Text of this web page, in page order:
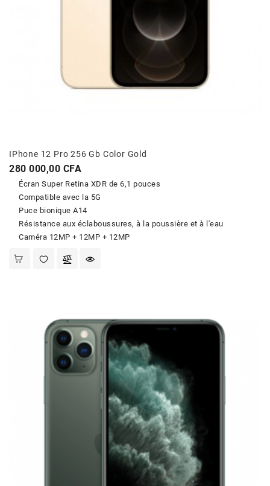
IPhone 12 Pro 256 Gb Color Gold
Prix
280 000,00 CFA
Écran Super Retina XDR de 6,1 pouces
Compatible avec la 5G
Puce bionique A14
Résistance aux éclaboussures, à la poussière et à l'eau
Caméra 12MP + 12MP + 12MP